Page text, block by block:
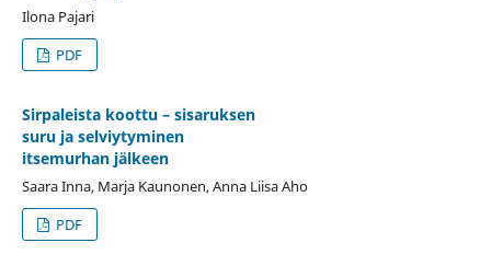
Ilona Pajari
PDF
Sirpaleista koottu – sisaruksen
suru ja selviytyminen
itsemurhan jälkeen
Saara Inna, Marja Kaunonen, Anna Liisa Aho
PDF